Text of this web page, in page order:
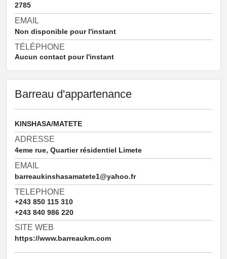
2785
EMAIL
Non disponible pour l'instant
TÉLÉPHONE
Aucun contact pour l'instant
Barreau d'appartenance
KINSHASA/MATETE
ADRESSE
4eme rue, Quartier résidentiel Limete
EMAIL
barreaukinshasamatete1@yahoo.fr
TELEPHONE
+243 850 115 310
+243 840 986 220
SITE WEB
https://www.barreaukm.com